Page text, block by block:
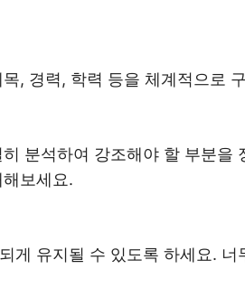
, 경력, 학력 등을 체계적으로
분석하여 강조해야 할 부분
보세요.
게 유지될 수 있도록 하세요.